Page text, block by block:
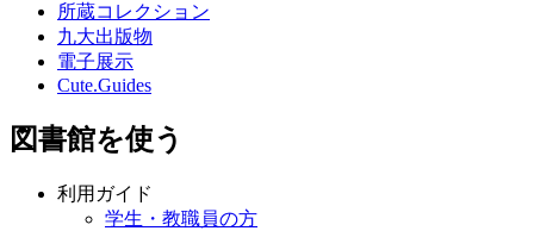
所蔵コレクション
九大出版物
電子展示
Cute.Guides
図書館を使う
利用ガイド
学生・教職員の方